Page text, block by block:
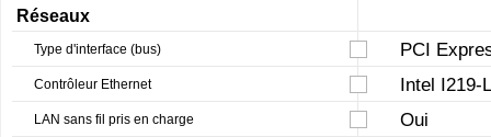
Réseaux
Type d'interface (bus) PCI
Contrôleur Ethernet Intel I219-
LAN sans fil pris en charge Oui